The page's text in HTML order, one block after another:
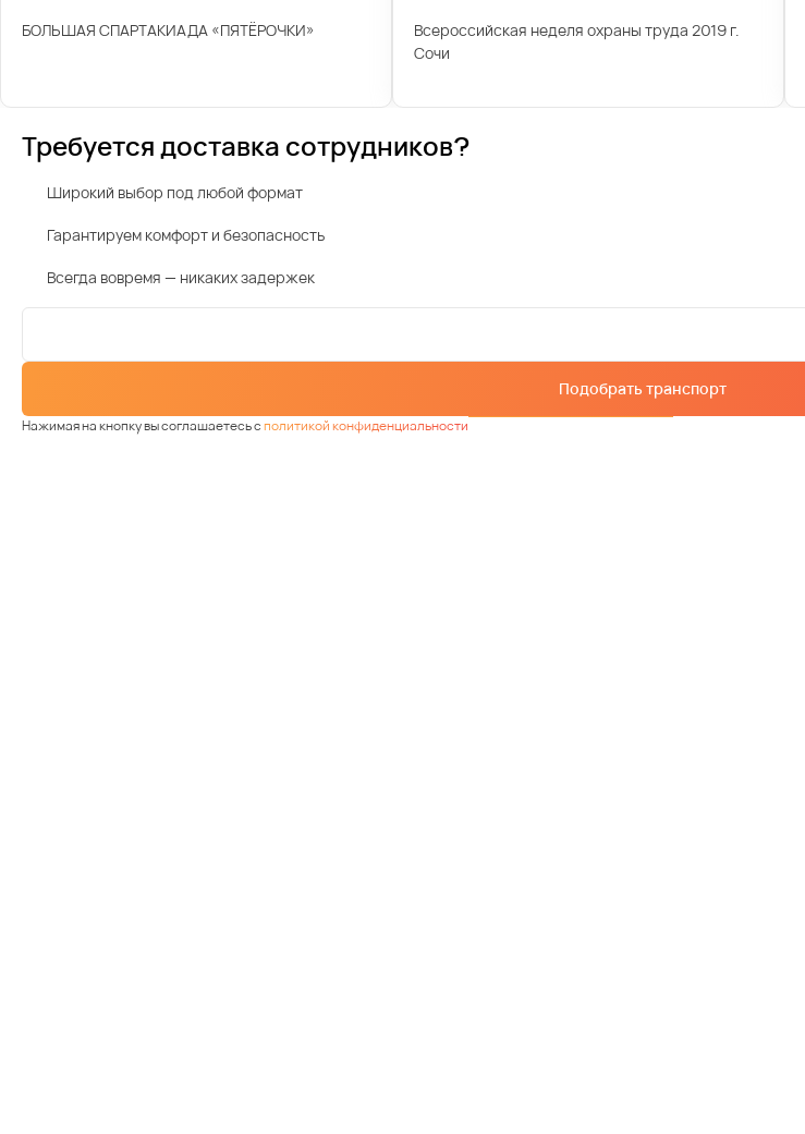
БОЛЬШАЯ СПАРТАКИАДА «ПЯТЁРОЧКИ»
Всероссийская неделя охраны труда 2019 г.
Сочи
Требуется доставка сотрудников?
Широкий выбор под любой формат
Гарантируем комфорт и безопасность
Всегда вовремя — никаких задержек
Подобрать транспорт
Нажимая на кнопку вы соглашаетесь сполитикой конфиденциальности